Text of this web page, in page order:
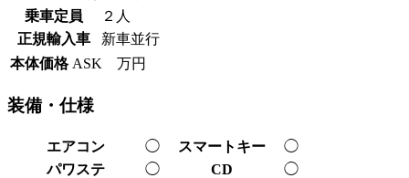
乗車定員
２人
正規輸入車
新車並行
本体価格 ASK 万円
装備・仕様
エアコン ◯ スマートキー
◯
パワステ
◯ CD
◯